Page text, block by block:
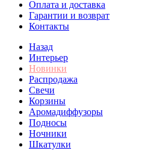
Оплата и доставка
Гарантии и возврат
Контакты
Назад
Интерьер
Новинки
Распродажа
Свечи
Корзины
Аромадиффузоры
Подносы
Ночники
Шкатулки